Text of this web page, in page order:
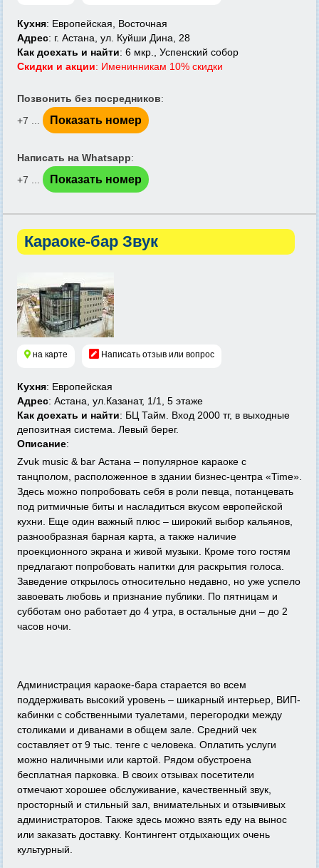
Кухня: Европейская, Восточная
Адрес: г. Астана, ул. Куйши Дина, 28
Как доехать и найти: 6 мкр., Успенский собор
Скидки и акции: Именинникам 10% скидки
Позвонить без посредников:
+7 ...
Показать номер
Написать на Whatsapp:
+7 ...
Показать номер
Караоке-бар Звук
на карте Написать отзыв или вопрос
Кухня: Европейская
Адрес: Астана, ул.Казанат, 1/1, 5 этаже
Как доехать и найти: БЦ Тайм. Вход 2000 тг, в выходные
депозитная система. Левый берег.
Описание:
Zvuk music & bar Астана – популярное караоке с
танцполом, расположенное в здании бизнес-центра «Time».
Здесь можно попробовать себя в роли певца, потанцевать
под ритмичные биты и насладиться вкусом европейской
кухни. Еще один важный плюс – широкий выбор кальянов,
разнообразная барная карта, а также наличие
проекционного экрана и живой музыки. Кроме того гостям
предлагают попробовать напитки для раскрытия голоса.
Заведение открылось относительно недавно, но уже успело
завоевать любовь и признание публики. По пятницам и
субботам оно работает до 4 утра, в остальные дни – до 2
часов ночи.
Администрация караоке-бара старается во всем
поддерживать высокий уровень – шикарный интерьер, ВИП-
кабинки с собственными туалетами, перегородки между
столиками и диванами в общем зале. Средний чек
составляет от 9 тыс. тенге с человека. Оплатить услуги
можно наличными или картой. Рядом обустроена
бесплатная парковка. В своих отзывах посетители
отмечают хорошее обслуживание, качественный звук,
просторный и стильный зал, внимательных и отзывчивых
администраторов. Также здесь можно взять еду на вынос
или заказать доставку. Контингент отдыхающих очень
культурный.